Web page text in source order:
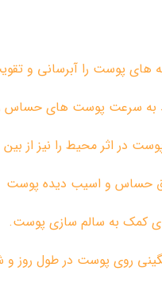
های پوست را آبرسانی و
به سرعت پوست های حساس
در اثر محیط را نیز از بین
کمک به سالم سازی پوست.
روی پوست در طول روز